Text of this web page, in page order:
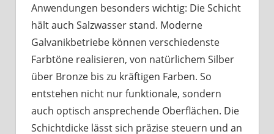
Anwendungen besonders wichtig: Die Schicht
hält auch Salzwasser stand. Moderne
Galvanikbetriebe können verschiedenste
Farbtöne realisieren, von natürlichem Silber
über Bronze bis zu kräftigen Farben. So
entstehen nicht nur funktionale, sondern
auch optisch ansprechende Oberflächen. Die
Schichtdicke lässt sich präzise steuern und an